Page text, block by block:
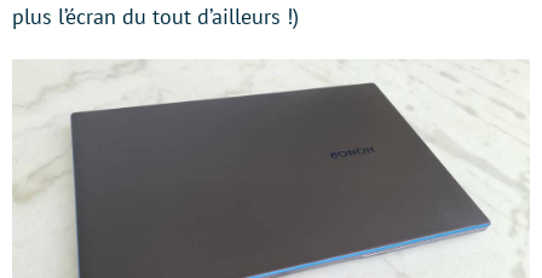
plus l’écran du tout d’ailleurs !)